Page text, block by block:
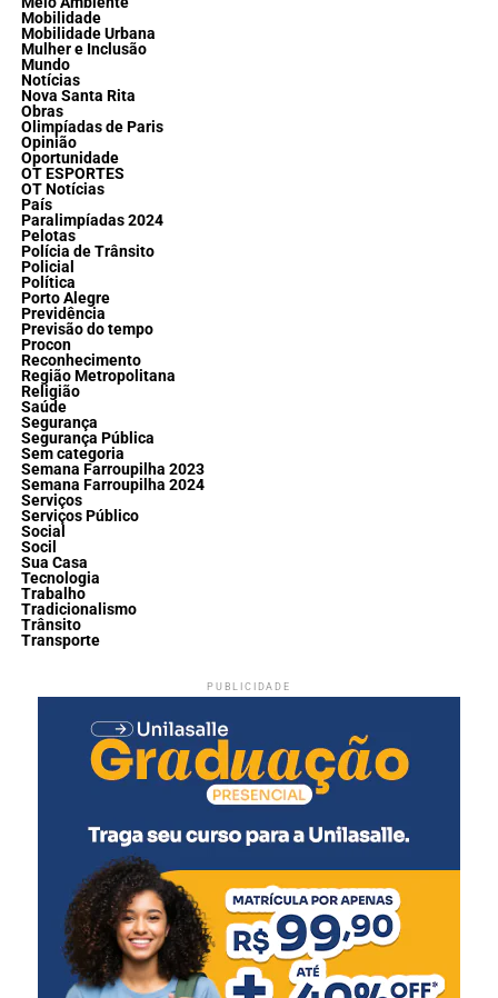
Mobilidade
Mobilidade Urbana
Mulher e Inclusão
Mundo
Notícias
Nova Santa Rita
Obras
Olimpíadas de Paris
Opinião
Oportunidade
OT ESPORTES
OT Notícias
País
Paralimpíadas 2024
Pelotas
Polícia de Trânsito
Policial
Política
Porto Alegre
Previdência
Previsão do tempo
Procon
Reconhecimento
Região Metropolitana
Religião
Saúde
Segurança
Segurança Pública
Sem categoria
Semana Farroupilha 2023
Semana Farroupilha 2024
Serviços
Serviços Público
Social
Socil
Sua Casa
Tecnologia
Trabalho
Tradicionalismo
Trânsito
Transporte
PUBLICIDADE